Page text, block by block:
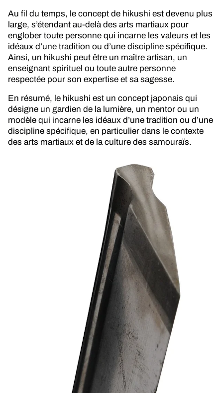
Au fil du temps, le concept de hikushi est devenu plus
large, s’étendant au-delà des arts martiaux pour
englober toute personne qui incarne les valeurs et les
idéaux d’une tradition ou d’une discipline spécifique.
Ainsi, un hikushi peut être un maître artisan, un
enseignant spirituel ou toute autre personne
respectée pour son expertise et sa sagesse.
En résumé, le hikushi est un concept japonais qui
désigne un gardien de la lumière, un mentor ou un
modèle qui incarne les idéaux d’une tradition ou d’une
discipline spécifique, en particulier dans le contexte
des arts martiaux et de la culture des samouraïs.